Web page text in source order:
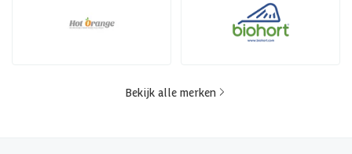
Bekijk alle merken